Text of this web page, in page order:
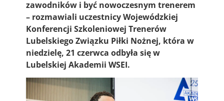
zawodników i być nowoczesnym trenerem
– rozmawiali uczestnicy Wojewódzkiej
Konferencji Szkoleniowej Trenerów
Lubelskiego Związku Piłki Nożnej, która w
niedzielę, 21 czerwca odbyła się w
Lubelskiej Akademii WSEI.